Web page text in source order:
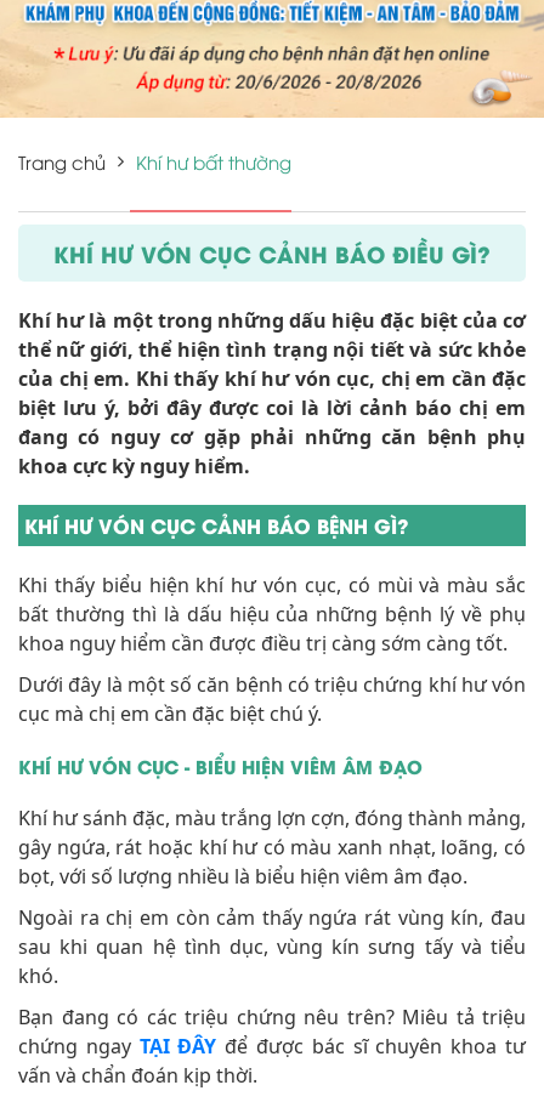
Trang chủ Khí hư bất thường
KHÍ HƯ VÓN CỤC CẢNH BÁO ĐIỀU GÌ?
Khí hư là một trong những dấu hiệu đặc biệt của cơ
thể nữ giới, thể hiện tình trạng nội tiết và sức khỏe
của chị em. Khi thấy khí hư vón cục, chị em cần đặc
biệt lưu ý, bởi đây được coi là lời cảnh báo chị em
đang có nguy cơ gặp phải những căn bệnh phụ
khoa cực kỳ nguy hiểm.
KHÍ HƯ VÓN CỤC CẢNH BÁO BỆNH GÌ?
Khi thấy biểu hiện khí hư vón cục, có mùi và màu sắc
bất thường thì là dấu hiệu của những bệnh lý về phụ
khoa nguy hiểm cần được điều trị càng sớm càng tốt.
Dưới đây là một số căn bệnh có triệu chứng khí hư vón
cục mà chị em cần đặc biệt chú ý.
KHÍ HƯ VÓN CỤC - BIỂU HIỆN VIÊM ÂM ĐẠO
Khí hư sánh đặc, màu trắng lợn cợn, đóng thành mảng,
gây ngứa, rát hoặc khí hư có màu xanh nhạt, loãng, có
bọt, với số lượng nhiều là biểu hiện viêm âm đạo.
Ngoài ra chị em còn cảm thấy ngứa rát vùng kín, đau
sau khi quan hệ tình dục, vùng kín sưng tấy và tiểu
khó.
Bạn đang có các triệu chứng nêu trên? Miêu tả triệu
chứng ngay TẠI ĐÂY để được bác sĩ chuyên khoa tư
vấn và chẩn đoán kịp thời.